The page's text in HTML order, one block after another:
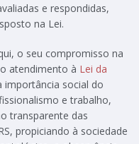
e respondidas,
na Lei.
o seu compromisso na
atendimento à Lei da
importância social do
e trabalho,
transparente das
propiciando à sociedade